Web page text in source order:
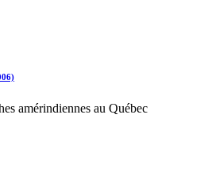
amérindiennes au Québec